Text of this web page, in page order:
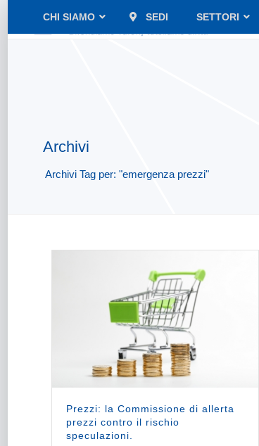
CHI SIAMO SEDI SETTORI
Archivi
Archivi Tag per: "emergenza prezzi"
Prezzi: la Commissione di allerta
prezzi contro il rischio
speculazioni.